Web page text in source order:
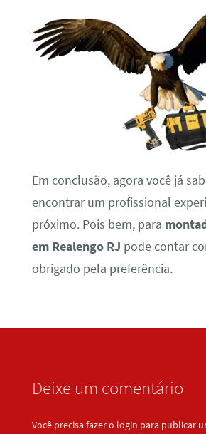
Em conclusão, agora você já
encontrar um profissional
próximo. Pois bem, para
em Realengo RJ pode contar
obrigado pela preferência.
Deixe um comentário
Você precisa fazer o login para publicar